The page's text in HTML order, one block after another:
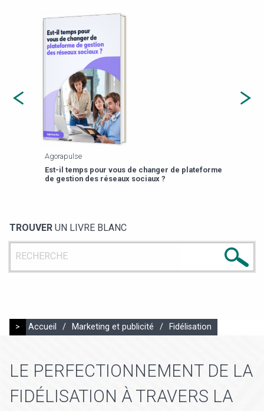
Agorapulse
Est-il temps pour vous de changer de plateforme
de gestion des réseaux sociaux ?
TROUVER UN LIVRE BLANC
> Accueil / Marketing et publicité / Fidélisation
LE PERFECTIONNEMENT DE LA
FIDÉLISATION À TRAVERS LA